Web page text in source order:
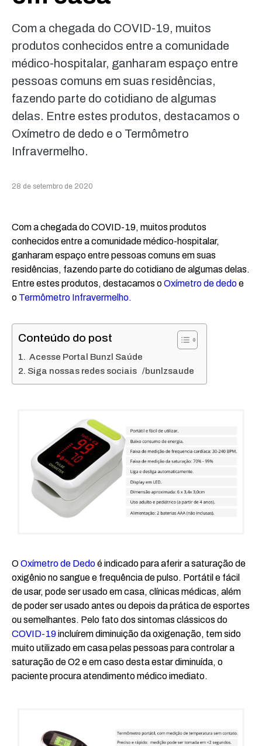
Com a chegada do COVID-19, muitos
produtos conhecidos entre a comunidade
médico-hospitalar, ganharam espaço entre
pessoas comuns em suas residências,
fazendo parte do cotidiano de algumas
delas. Entre estes produtos, destacamos o
Oxímetro de dedo e o Termômetro
Infravermelho.
28 de setembro de 2020
Com a chegada do COVID-19, muitos produtos
conhecidos entre a comunidade médico-hospitalar,
ganharam espaço entre pessoas comuns em suas
residências, fazendo parte do cotidiano de algumas delas.
Entre estes produtos, destacamos oOxímetro de dedoe
o Termômetro Infravermelho.
Conteúdo do post
Acesse Portal Bunzl Saúde
Siga nossas redes sociais /bunlzsaude
OOxímetro de Dedoé indicado para aferir a saturação de
oxigênio no sangue e frequência de pulso. Portátil e fácil
de usar, pode ser usado em casa, clínicas médicas, além
de poder ser usado antes ou depois da prática de esportes
ou semelhantes. Pelo fato dos sintomas clássicos do
COVID-19incluírem diminuição da oxigenação, tem sido
muito utilizado em casa pelas pessoas para controlar a
saturação de O2 e em caso desta estar diminuída, o
paciente procura atendimento médico imediato.